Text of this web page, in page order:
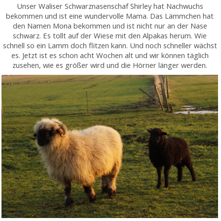
Unser Waliser Schwarznasenschaf Shirley hat Nachwuchs
bekommen und ist eine wundervolle Mama. Das Lämmchen hat
den Namen Mona bekommen und ist nicht nur an der Nase
schwarz. Es tollt auf der Wiese mit den Alpakas herum. Wie
schnell so ein Lamm doch flitzen kann. Und noch schneller wächst
es. Jetzt ist es schon acht Wochen alt und wir können täglich
zusehen, wie es größer wird und die Hörner länger werden.